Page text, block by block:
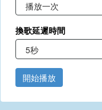
換歌延遲時間
開始播放